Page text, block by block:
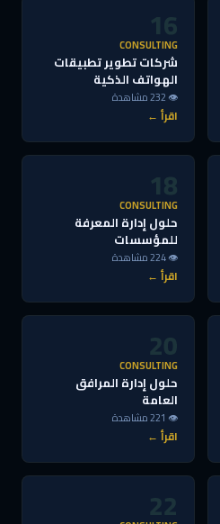
16
CONSULTING
شركات تطوير تطبيقات
الهواتف الذكية
👁 232 مشاهدة
اقرأ ←
18
CONSULTING
حلول إدارة المعرفة
للمؤسسات
👁 224 مشاهدة
اقرأ ←
20
CONSULTING
حلول إدارة المرافق
العامة
👁 221 مشاهدة
اقرأ ←
22